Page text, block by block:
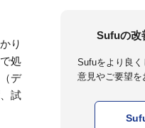
り
処
デ
試
Sufuの改
Sufuをより良
意見やご要望を